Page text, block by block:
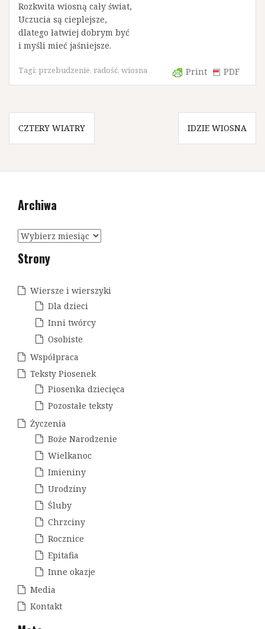
Rozkwita wiosną cały świat,
Uczucia są cieplejsze,
dlatego łatwiej dobrym być
i myśli mieć jaśniejsze.
Print PDF
Tagi: przebudzenie, radość, wiosna
N
w
g
CZTERY WIATRY IDZIE WIOSNA
Archiwa
A
c
i
Strony
Wiersze i wierszyki
Dla dzieci
Inni twórcy
Osobiste
Współpraca
Teksty Piosenek
Piosenka dziecięca
Pozostałe teksty
Życzenia
Boże Narodzenie
Wielkanoc
Imieniny
Urodziny
Śluby
Chrzciny
Rocznice
Epitafia
Inne okazje
Media
Kontakt